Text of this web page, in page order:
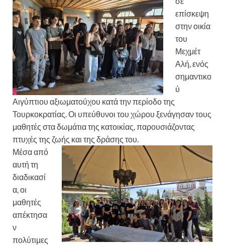
επίσκεψη
στην οικία
του
Μεχμέτ
Αλή, ενός
σημαντικο
ύ
Αιγύπτιου αξιωματούχου κατά την περίοδο της
Τουρκοκρατίας. Οι υπεύθυνοι του χώρου ξενάγησαν τους
μαθητές στα δωμάτια της κατοικίας, παρουσιάζοντας
πτυχές της ζωής και της δράσης του.
Μέσα από
αυτή τη
διαδικασί
α, οι
μαθητές
απέκτησα
ν
πολύτιμες